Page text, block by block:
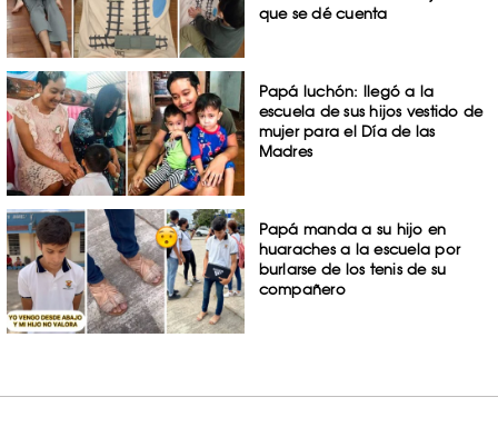
que se dé cuenta
Papá luchón: llegó a la
escuela de sus hijos vestido de
mujer para el Día de las
Madres
Papá manda a su hijo en
huaraches a la escuela por
burlarse de los tenis de su
compañero